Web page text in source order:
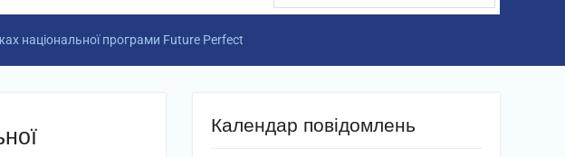
національної програми Future Perfect
Календар повідомлень